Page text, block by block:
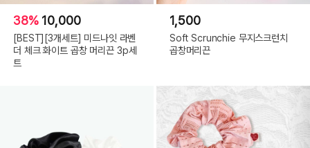
38% 10,000
[BEST][3개세트] 미드나잇 라벤
더 체크 화이트 곱창 머리끈 3p세
트
1,500
Soft Scrunchie 무지스크런치
곱창머리끈